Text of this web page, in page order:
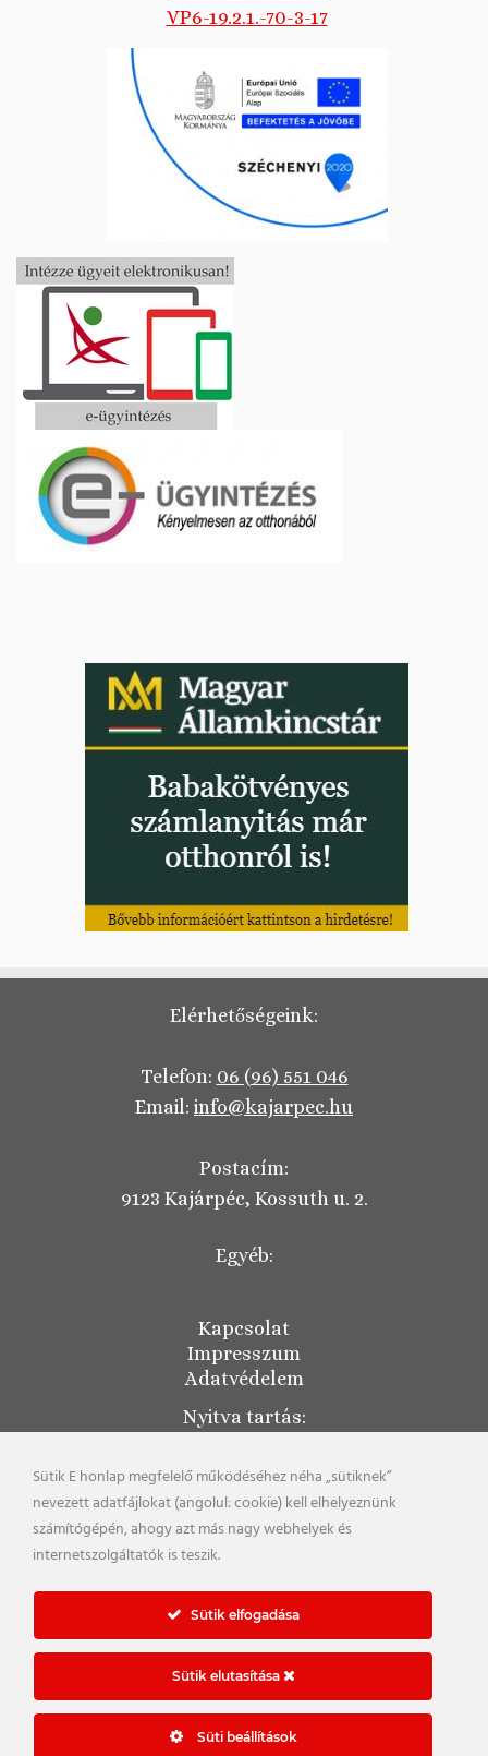
VP6-19.2.1.-70-3-17
Elérhetőségeink:
Telefon: 06 (96) 551 046
Email: info@kajarpec.hu
Postacím:
9123 Kajárpéc, Kossuth u. 2.
Egyéb:
Kapcsolat
Impresszum
Adatvédelem
Nyitva tartás:
Polgármesteri hivatal:
hétfő: 8:00 - 16:00
kedd: 8:00 - 16:00
Sütik E honlap megfelelő működéséhez néha „sütiknek”
nevezett adatfájlokat (angolul: cookie) kell elhelyeznünk
számítógépén, ahogy azt más nagy webhelyek és
internetszolgáltatók is teszik.
Sütik elfogadása
Sütik elutasítása
Süti beállítások